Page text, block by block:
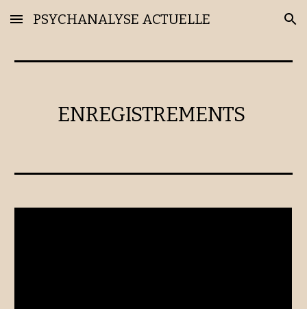
Skip to main content Skip to navigation
PSYCHANALYSE ACTUELLE
ENREGISTREMENTS